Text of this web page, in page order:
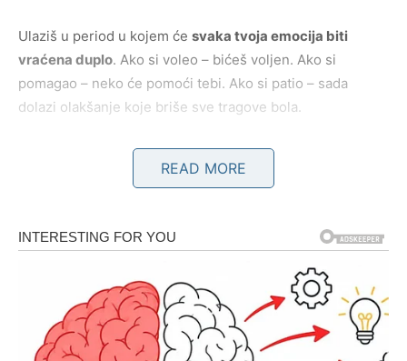
Ulaziš u period u kojem će svaka tvoja emocija biti
vraćena duplo. Ako si voleo – bićeš voljen. Ako si
pomagao – neko će pomoći tebi. Ako si patio – sada
dolazi olakšanje koje briše sve tragove bola.
Na ljubavnom planu, ovo je vreme kada se dešavaju
sudbinski susreti. Ako si slobodan, možeš upoznati
osećao. Ako si zauzet, odnos prelazi na viši nivo – više
sigurnosti, više nežnosti, više zajedničkih planova.
Finansije takođe dolaze u fokus. Nešto što si dugo čekao
– možda posao, možda novac, možda priznanje – konačno
dolazi. I to u pravom trenutku.
READ MORE